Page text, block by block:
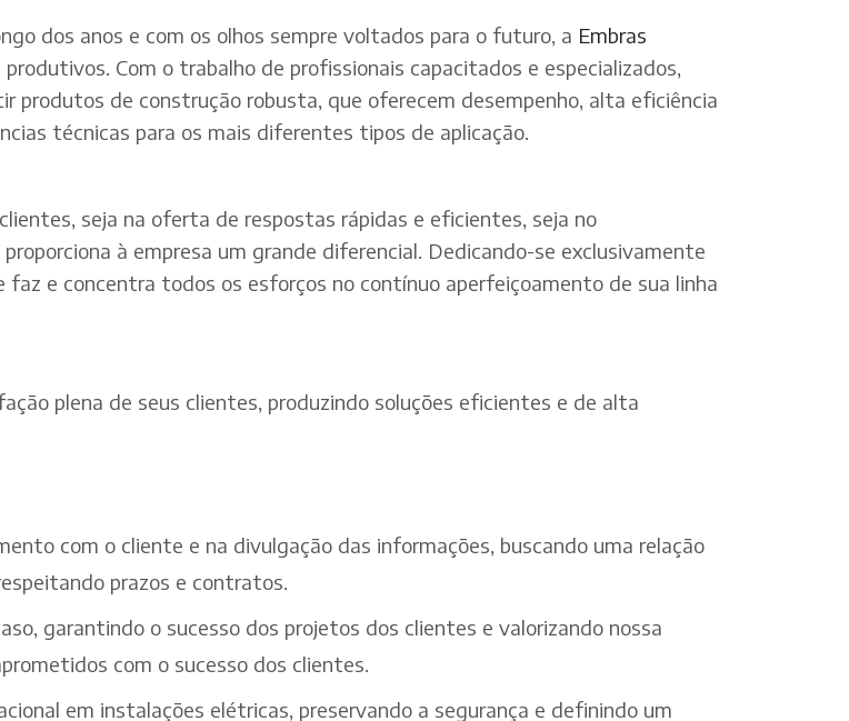
dos anos e com os olhos sempre voltados para o futuro, a Embras
Com o trabalho de profissionais capacitados e especializados,
produtos de construção robusta, que oferecem desempenho, alta eficiência
técnicas para os mais diferentes tipos de aplicação.
seja na oferta de respostas rápidas e eficientes, seja no
à empresa um grande diferencial. Dedicando-se exclusivamente
faz e concentra todos os esforços no contínuo aperfeiçoamento de sua linha
plena de seus clientes, produzindo soluções eficientes e de alta
com o cliente e na divulgação das informações, buscando uma relação
prazos e contratos.
garantindo o sucesso dos projetos dos clientes e valorizando nossa
com o sucesso dos clientes.
em instalações elétricas, preservando a segurança e definindo um